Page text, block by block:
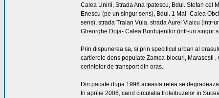
Calea Unirii, Strada Ana Ipatescu, Bdul. Stefan cel
Enescu (pe un singur sens), Bdul. 1 Mai- Calea
sens), strada Traian Vuia, strada Aurel Vlaicu (intr-
Gheorghe Doja- Calea Burdujenilor (intr-un singur
Prin dispunerea sa, si prin specificul urban al
cartierele dens populate Zamca-blocuri, Marasesti
cerintelor de transport din oras.
Din pacate dupa 1996 aceasta retea se
In aprilie 2006, cand circulatia troleibuzelor in